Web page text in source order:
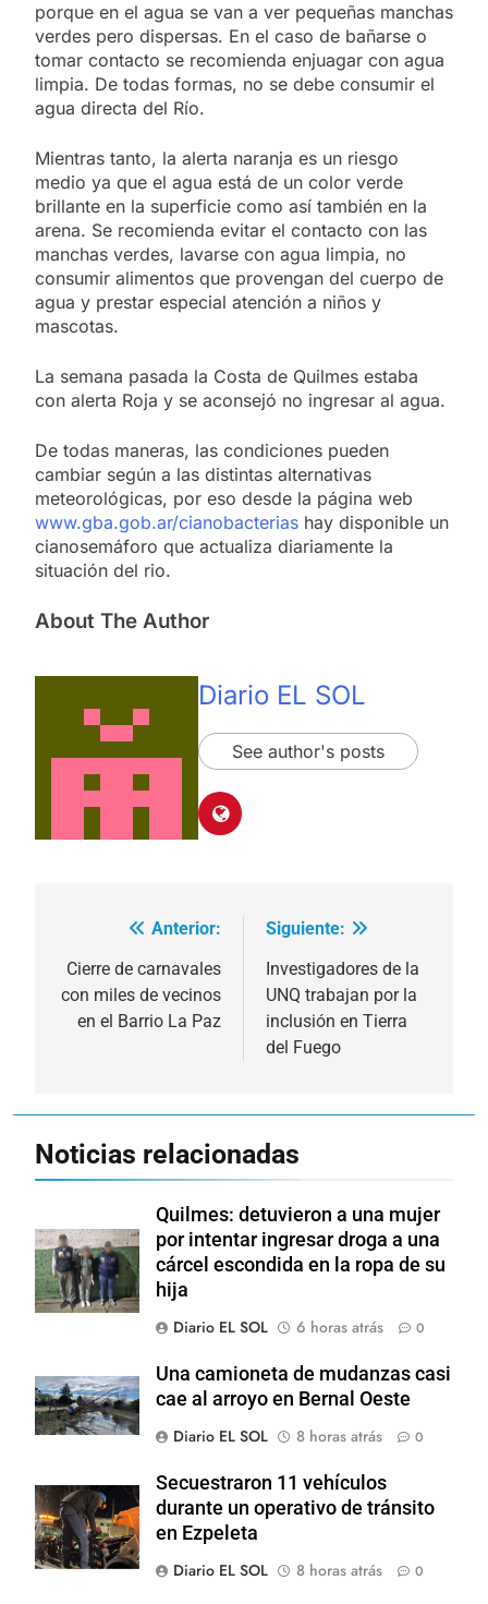
porque en el agua se van a ver pequeñas manchas
verdes pero dispersas. En el caso de bañarse o
tomar contacto se recomienda enjuagar con agua
limpia. De todas formas, no se debe consumir el
agua directa del Río.
Mientras tanto, la alerta naranja es un riesgo
medio ya que el agua está de un color verde
brillante en la superficie como así también en la
arena. Se recomienda evitar el contacto con las
manchas verdes, lavarse con agua limpia, no
consumir alimentos que provengan del cuerpo de
agua y prestar especial atención a niños y
mascotas.
La semana pasada la Costa de Quilmes estaba
con alerta Roja y se aconsejó no ingresar al agua.
De todas maneras, las condiciones pueden
cambiar según a las distintas alternativas
meteorológicas, por eso desde la página web
www.gba.gob.ar/cianobacterias hay disponible un
cianosemáforo que actualiza diariamente la
situación del rio.
About The Author
Diario EL SOL
See author's posts
Navegación
de
entradas
Anterior:
Cierre de carnavales
con miles de vecinos
en el Barrio La Paz
Siguiente:
Investigadores de la
UNQ trabajan por la
inclusión en Tierra
del Fuego
Noticias relacionadas
Quilmes: detuvieron a una mujer
por intentar ingresar droga a una
cárcel escondida en la ropa de su
hija
Diario EL SOL
6 horas atrás 0
Una camioneta de mudanzas casi
cae al arroyo en Bernal Oeste
Diario EL SOL
8 horas atrás 0
Secuestraron 11 vehículos
durante un operativo de tránsito
en Ezpeleta
Diario EL SOL
8 horas atrás 0